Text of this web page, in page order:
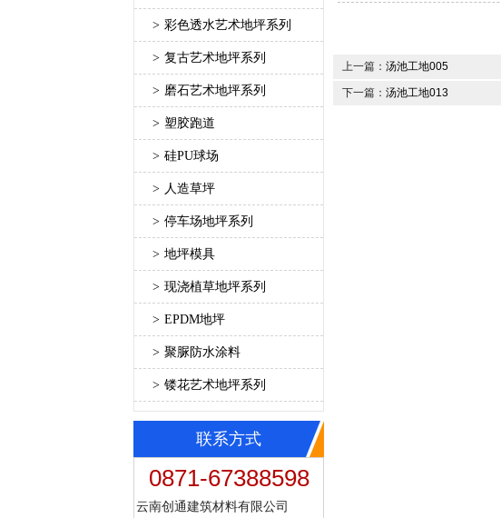
> 彩色透水艺术地坪系列
> 复古艺术地坪系列
> 磨石艺术地坪系列
> 塑胶跑道
> 硅PU球场
> 人造草坪
> 停车场地坪系列
> 地坪模具
> 现浇植草地坪系列
> EPDM地坪
> 聚脲防水涂料
> 镂花艺术地坪系列
联系方式
0871-67388598
云南创通建筑材料有限公司
上一篇： 汤池工地005
下一篇： 汤池工地013